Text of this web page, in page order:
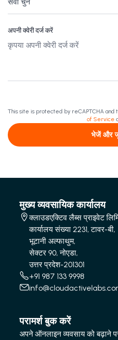
अपनी क्वेरी दर्ज करें
This site is protected by reCAPTCHA and
of Service
भेजें और
मुख्य व्यवसायिक कार्यालय
क्लाउडएक्टिव लैब्स प्राइवेट
कार्यालय संख्या 2231, टावर-बी,
भूटानी अल्फाथुम,
सेक्टर 90, नोएडा,
उत्तर प्रदेश-201301
+91 987 133 9998
परामर्श बुक करें
अपने ऑनलाइन व्यवसाय को बढ़ाने